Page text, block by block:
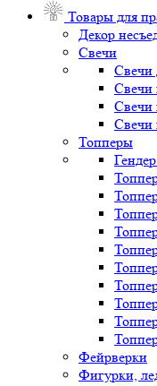
Товары для
Декор
Свечи
Свечи
Свечи
Свечи
Топперы
Фейрверки
Фигурки,